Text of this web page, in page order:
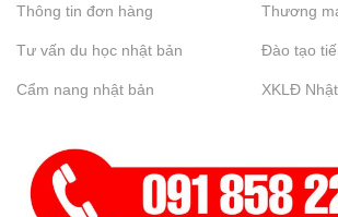
Thông tin đơn hàng Thương
Tư vấn du học nhật bản Đào tạo
Cẩm nang nhật bản XKLĐ